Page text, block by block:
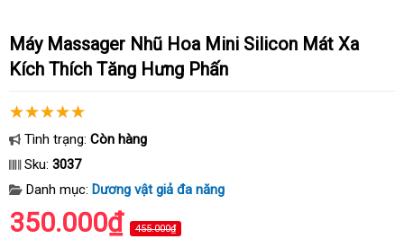
Máy Massager Nhũ Hoa Mini Silicon Mát Xa
Kích Thích Tăng Hưng Phấn
Tình trạng: Còn hàng
Sku: 3037
Danh mục: Dương vật giả đa năng
350.000₫ 455.000₫